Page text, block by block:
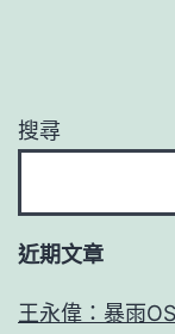
搜尋
近期文章
王永偉：暴雨